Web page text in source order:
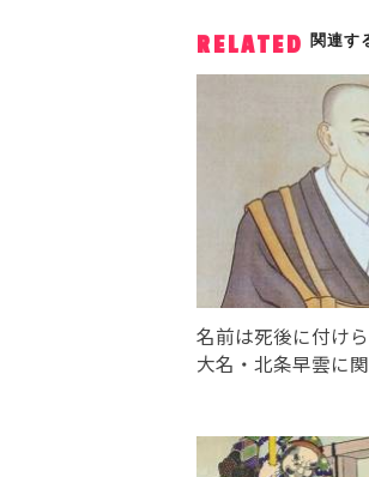
RELATED 関連す
名前は死後に付け
大名・北条早雲に